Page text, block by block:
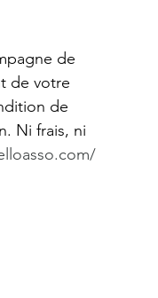
de
de votre
de
Ni frais, ni